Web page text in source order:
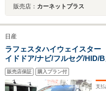
販売店： カーネットプラス
日産
ラフェスタハイウェイスタ
イドドア/ナビ/フルセグ/HID/
ヤ/
販売店保証 購入プラン付
支